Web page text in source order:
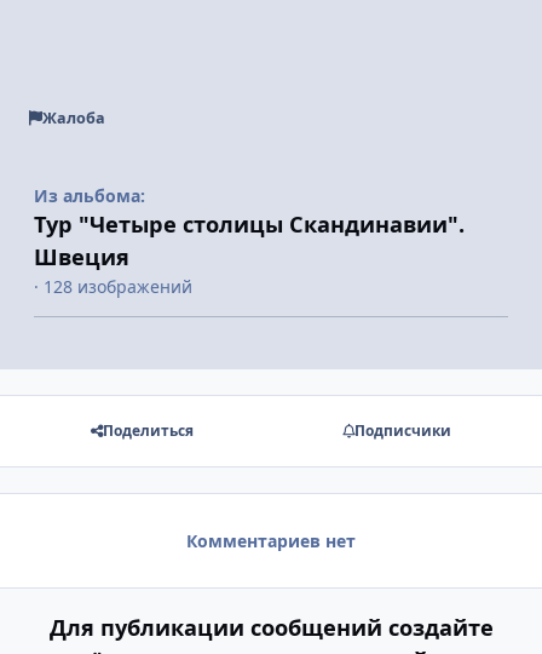
Жалоба
Из альбома:
Тур "Четыре столицы Скандинавии".
Швеция
· 128 изображений
Поделиться Подписчики
Комментариев нет
Для публикации сообщений создайте